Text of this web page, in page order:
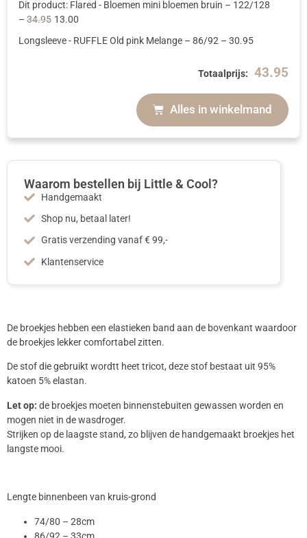
Totaalprijs: 43.95
Alles in winkelmand
Dit product: Flared - Bloemen mini bloemen bruin – 122/128
– 34.95 13.00
Longsleeve - RUFFLE Old pink Melange – 86/92 – 30.95
Waarom bestellen bij Little & Cool?
Handgemaakt
Shop nu, betaal later!
Gratis verzending vanaf € 99,-
Klantenservice
De broekjes hebben een elastieken band aan de bovenkant waardoor
de broekjes lekker comfortabel zitten.
De stof die gebruikt wordtt heet tricot, deze stof bestaat uit 95%
katoen 5% elastan.
Let op: de broekjes moeten binnenstebuiten gewassen worden en
mogen niet in de wasdroger.
Strijken op de laagste stand, zo blijven de handgemaakt broekjes het
langste mooi.
Lengte binnenbeen van kruis-grond
74/80 – 28cm